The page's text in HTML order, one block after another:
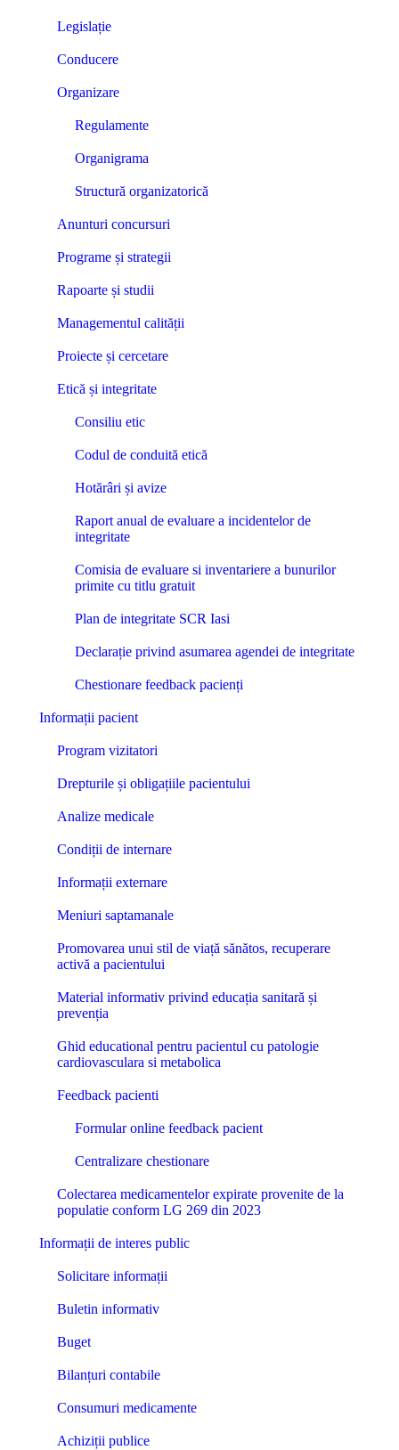
Legislație
Conducere
Organizare
Regulamente
Organigrama
Structură organizatorică
Anunturi concursuri
Programe și strategii
Rapoarte și studii
Managementul calității
Proiecte și cercetare
Etică și integritate
Consiliu etic
Codul de conduită etică
Hotărâri și avize
Raport anual de evaluare a incidentelor de
integritate
Comisia de evaluare si inventariere a bunurilor
primite cu titlu gratuit
Plan de integritate SCR Iasi
Declarație privind asumarea agendei de integritate
Chestionare feedback pacienți
Informații pacient
Program vizitatori
Drepturile și obligațiile pacientului
Analize medicale
Condiții de internare
Informații externare
Meniuri saptamanale
Promovarea unui stil de viață sănătos, recuperare
activă a pacientului
Material informativ privind educația sanitară și
prevenția
Ghid educational pentru pacientul cu patologie
cardiovasculara si metabolica
Feedback pacienti
Formular online feedback pacient
Centralizare chestionare
Colectarea medicamentelor expirate provenite de la
populatie conform LG 269 din 2023
Informații de interes public
Solicitare informații
Buletin informativ
Buget
Bilanțuri contabile
Consumuri medicamente
Achiziții publice